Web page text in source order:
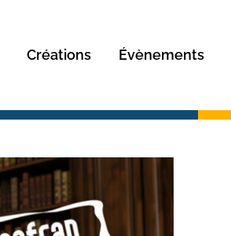
Créations Évènements